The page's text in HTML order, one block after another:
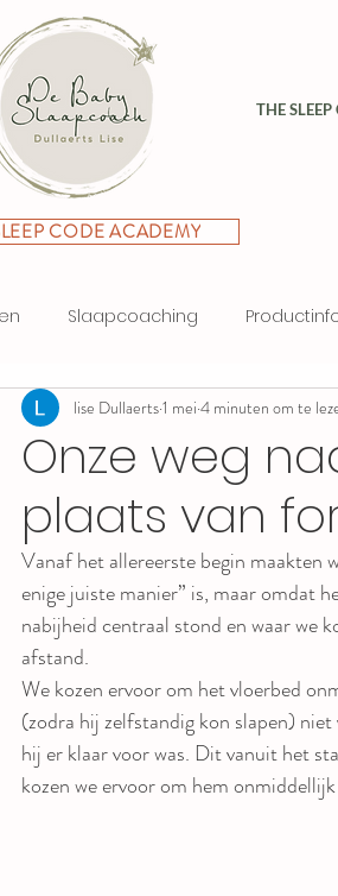
THE SLEEP
CODE ACADEMY
Slaapcoaching
Onze weg
plaats van
lise Dullaerts1 mei 4 minuten om te
Vanaf het allereerste begin maakten
enige juiste manier” is, maar omdat
nabijheid centraal stond en waar we
afstand.
We kozen ervoor om het vloerbed
(zodra hij zelfstandig kon slapen)
hij er klaar voor was. Dit vanuit het
kozen we ervoor om hem